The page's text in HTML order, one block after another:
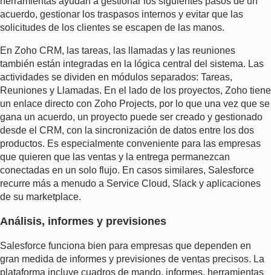
acuerdo, gestionar los traspasos internos y evitar que las
solicitudes de los clientes se escapen de las manos.
En Zoho CRM, las tareas, las llamadas y las reuniones
también están integradas en la lógica central del sistema. Las
actividades se dividen en módulos separados: Tareas,
Reuniones y Llamadas. En el lado de los proyectos, Zoho tiene
un enlace directo con Zoho Projects, por lo que una vez que se
gana un acuerdo, un proyecto puede ser creado y gestionado
desde el CRM, con la sincronización de datos entre los dos
productos. Es especialmente conveniente para las empresas
que quieren que las ventas y la entrega permanezcan
conectadas en un solo flujo. En casos similares, Salesforce
recurre más a menudo a Service Cloud, Slack y aplicaciones
de su marketplace.
Análisis, informes y previsiones
Salesforce funciona bien para empresas que dependen en
gran medida de informes y previsiones de ventas precisos. La
plataforma incluye cuadros de mando, informes, herramientas